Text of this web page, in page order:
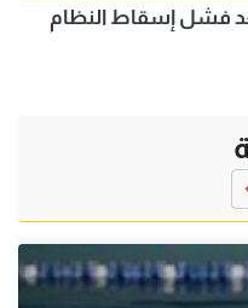
فشل إسقاط النظام